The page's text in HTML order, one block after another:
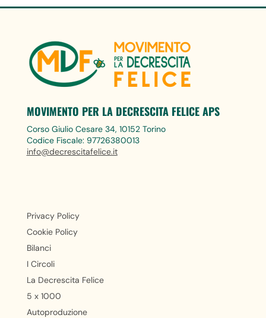
MOVIMENTO PER LA DECRESCITA FELICE APS
Corso Giulio Cesare 34, 10152 Torino
Codice Fiscale: 97726380013
info@decrescitafelice.it
Privacy Policy
Cookie Policy
Bilanci
I Circoli
La Decrescita Felice
5 x 1000
Autoproduzione